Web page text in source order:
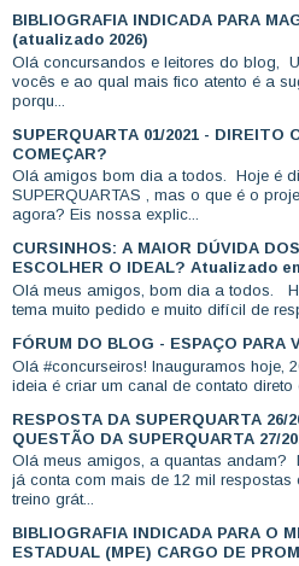
BIBLIOGRAFIA INDICADA PARA
(atualizado 2026)
Olá concursandos e leitores do blog,
vocês e ao qual mais fico atento é a
porqu...
SUPERQUARTA 01/2021 - DIREITO
COMEÇAR?
Olá amigos bom dia a todos. Hoje é
SUPERQUARTAS , mas o que é o
agora? Eis nossa explic...
CURSINHOS: A MAIOR DÚVIDA
ESCOLHER O IDEAL? Atualizado
Olá meus amigos, bom dia a todos.
tema muito pedido e muito difícil de
FÓRUM DO BLOG - ESPAÇO PARA
Olá #concurseiros! Inauguramos hoje,
ideia é criar um canal de contato direto
RESPOSTA DA SUPERQUARTA 26/
QUESTÃO DA SUPERQUARTA 27/
Olá meus amigos, a quantas andam?
já conta com mais de 12 mil
treino grát...
BIBLIOGRAFIA INDICADA PARA O
ESTADUAL (MPE) CARGO DE